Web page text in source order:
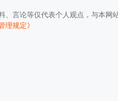
、言论等仅代表个人观点，与本
理规定》